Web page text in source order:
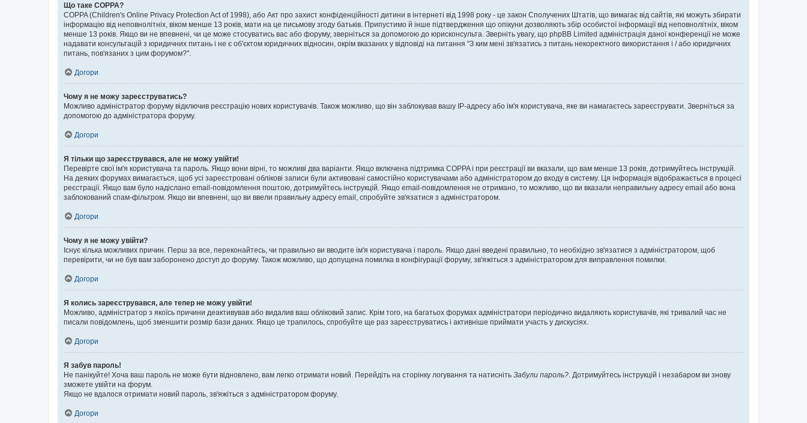
Що таке COPPA?
COPPA (Children's Online Privacy Protection Act of 1998), або Акт про захист конфіденційності дитини в інтернеті від 1998 року - це закон Сполучених Штатів, що вимагає від сайтів, які можуть збирати
інформацію від неповнолітніх, віком менше 13 років, мати на це письмову згоду батьків. Припустимо й інше підтвердження що опікуни дозволяють збір особистої інформації від неповнолітніх, віком
менше 13 років. Якщо ви не впевнені, чи це може стосуватись вас або форуму, зверніться за допомогою до юрисконсульта. Зверніть увагу, що phpBB Limited адміністрація даної конференції не може
надавати консультацій з юридичних питань і не є об'єктом юридичних відносин, окрім вказаних у відповіді на питання "З ким мені зв'язатись з питань некоректного використання і / або юридичних
питань, пов'язаних з цим форумом?".
Догори
Чому я не можу зареєструватись?
Можливо адміністратор форуму відключив реєстрацію нових користувачів. Також можливо, що він заблокував вашу IP-адресу або ім'я користувача, яке ви намагаєтесь зареєструвати. Зверніться за
допомогою до адміністратора форуму.
Догори
Я тільки що зареєструвався, але не можу увійти!
Перевірте свої ім'я користувача та пароль. Якщо вони вірні, то можливі два варіанти. Якщо включена підтримка COPPA і при реєстрації ви вказали, що вам менше 13 років, дотримуйтесь інструкцій.
На деяких форумах вимагається, щоб усі зареєстровані облікові записи були активовані самостійно користувачами або адміністратором до входу в систему. Ця інформація відображається в процесі
реєстрації. Якщо вам було надіслано email-повідомлення поштою, дотримуйтесь інструкцій. Якщо email-повідомлення не отримано, то можливо, що ви вказали неправильну адресу email або вона
заблокований спам-фільтром. Якщо ви впевнені, що ви ввели правильну адресу email, спробуйте зв'язатися з адміністратором.
Догори
Чому я не можу увійти?
Існує кілька можливих причин. Перш за все, переконайтесь, чи правильно ви вводите ім'я користувача і пароль. Якщо дані введені правильно, то необхідно зв'язатися з адміністратором, щоб
перевірити, чи не був вам заборонено доступ до форуму. Також можливо, що допущена помилка в конфігурації форуму, зв'яжіться з адміністратором для виправлення помилки.
Догори
Я колись зареєструвався, але тепер не можу увійти!
Можливо, адміністратор з якоїсь причини деактивував або видалив ваш обліковий запис. Крім того, на багатьох форумах адміністратори періодично видаляють користувачів, які тривалий час не
писали повідомлень, щоб зменшити розмір бази даних. Якщо це трапилось, спробуйте ще раз зареєструватись і активніше приймати участь у дискусіях.
Догори
Я забув пароль!
Не панікуйте! Хоча ваш пароль не може бути відновлено, вам легко отримати новий. Перейдіть на сторінку логування та натисніть Забули пароль? . Дотримуйтесь інструкцій і незабаром ви знову
зможете увійти на форум.
Якщо не вдалося отримати новий пароль, зв'яжіться з адміністратором форуму.
Догори